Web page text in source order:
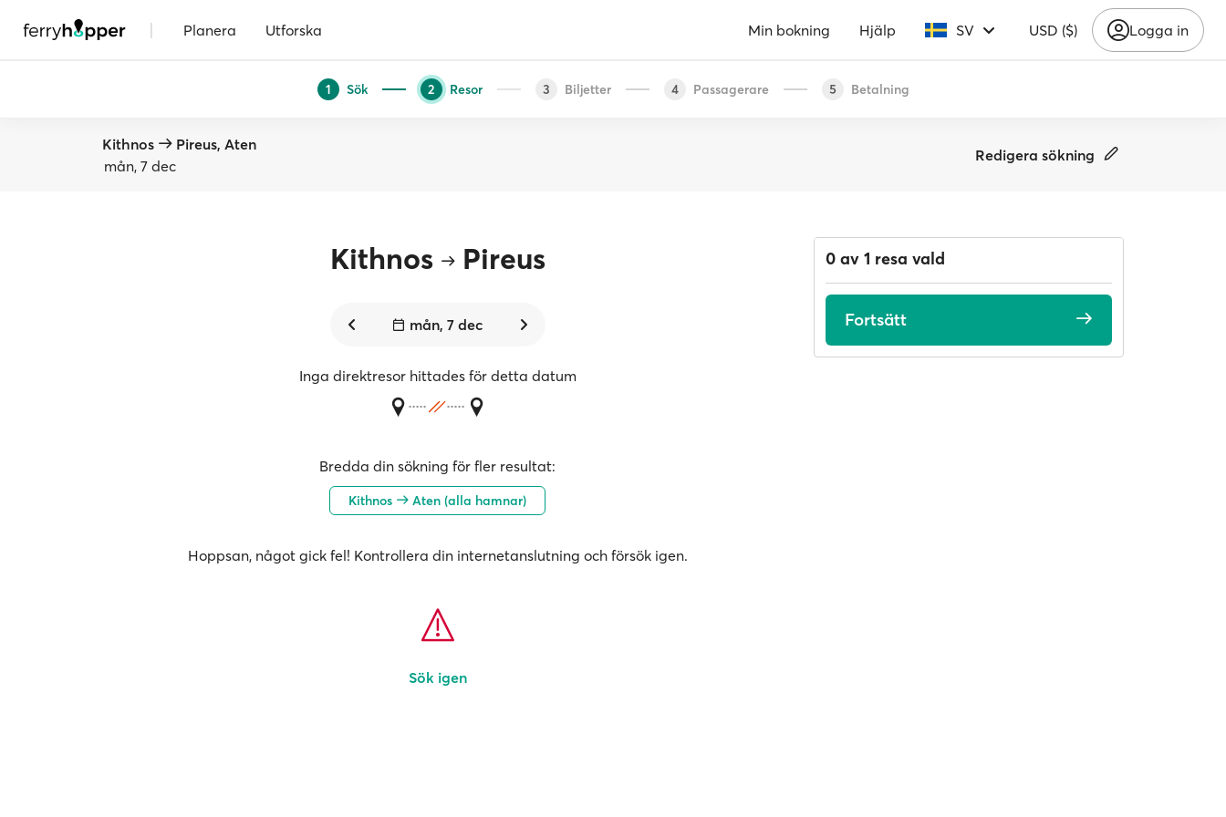
| Planera Utforska Min bokning Hjälp SV USD ($) Logga in
1 Sök 2 Resor 3 Biljetter 4 Passagerare 5 Betalning
Kithnos
Pireus, Aten
mån, 7 dec
Redigera sökning
Kithnos Pireus
mån, 7 dec
Inga direktresor hittades för detta datum
Bredda din sökning för fler resultat:
Kithnos Aten (alla hamnar)
Hoppsan, något gick fel! Kontrollera din internetanslutning och försök igen.
Sök igen
0 av 1 resa vald
Fortsätt